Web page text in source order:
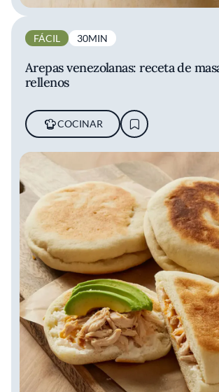
FÁCIL 30MIN
Arepas venezolanas: receta de
rellenos
COCINAR